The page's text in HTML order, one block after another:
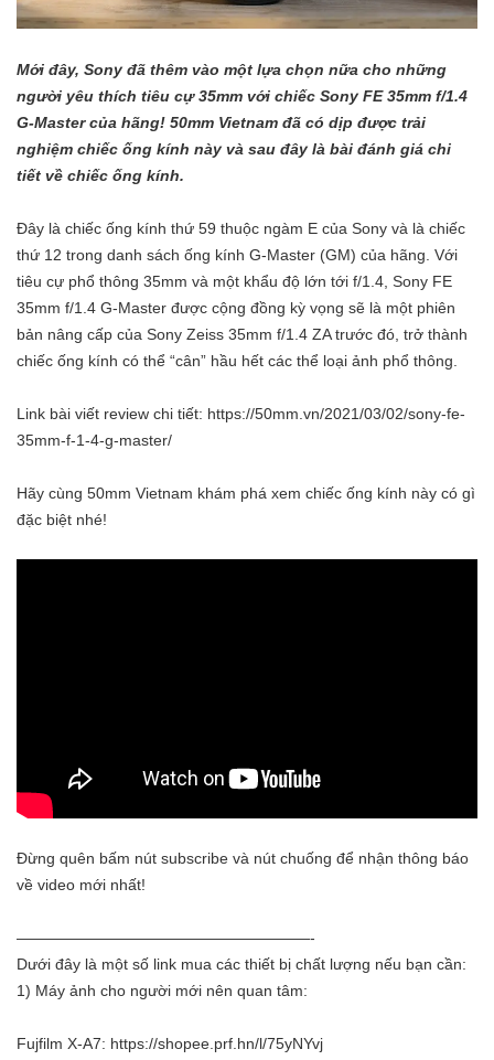
Mới đây, Sony đã thêm vào một lựa chọn nữa cho những
người yêu thích tiêu cự 35mm với chiếc Sony FE 35mm f/1.4
G-Master của hãng! 50mm Vietnam đã có dịp được trải
nghiệm chiếc ống kính này và sau đây là bài đánh giá chi
tiết về chiếc ống kính.
Đây là chiếc ống kính thứ 59 thuộc ngàm E của Sony và là chiếc
thứ 12 trong danh sách ống kính G-Master (GM) của hãng. Với
tiêu cự phổ thông 35mm và một khẩu độ lớn tới f/1.4, Sony FE
35mm f/1.4 G-Master được cộng đồng kỳ vọng sẽ là một phiên
bản nâng cấp của Sony Zeiss 35mm f/1.4 ZA trước đó, trở thành
chiếc ống kính có thể “cân” hầu hết các thể loại ảnh phổ thông.
Link bài viết review chi tiết: https://50mm.vn/2021/03/02/sony-fe-
35mm-f-1-4-g-master/
Hãy cùng 50mm Vietnam khám phá xem chiếc ống kính này có gì
đặc biệt nhé!
Đừng quên bấm nút subscribe và nút chuống để nhận thông báo
về video mới nhất!
———————————————————-
Dưới đây là một số link mua các thiết bị chất lượng nếu bạn cần:
1) Máy ảnh cho người mới nên quan tâm:
Fujfilm X-A7: https://shopee.prf.hn/l/75yNYvj​